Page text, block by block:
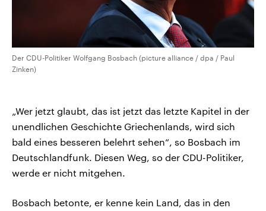
Der CDU-Politiker Wolfgang Bosbach (picture alliance / dpa / Paul
Zinken)
„Wer jetzt glaubt, das ist jetzt das letzte Kapitel in der
unendlichen Geschichte Griechenlands, wird sich
bald eines besseren belehrt sehen“, so Bosbach im
Deutschlandfunk. Diesen Weg, so der CDU-Politiker,
werde er nicht mitgehen.
Bosbach betonte, er kenne kein Land, das in den